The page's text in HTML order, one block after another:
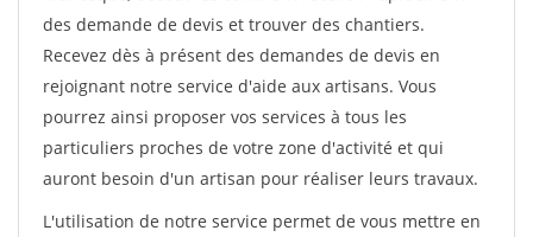
des demande de devis et trouver des chantiers.
Recevez dès à présent des demandes de devis en
rejoignant notre service d'aide aux artisans. Vous
pourrez ainsi proposer vos services à tous les
particuliers proches de votre zone d'activité et qui
auront besoin d'un artisan pour réaliser leurs travaux.
L'utilisation de notre service permet de vous mettre en